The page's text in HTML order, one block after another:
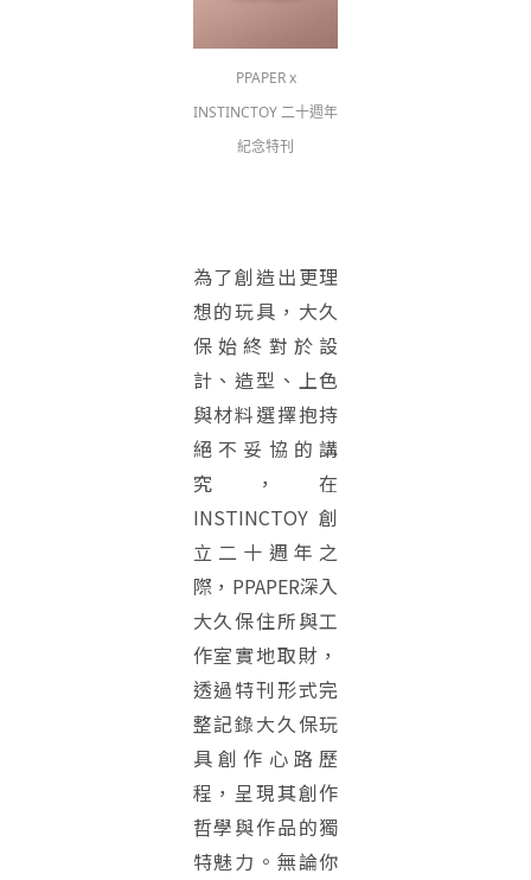
PPAPER x
INSTINCTOY 二十週年
紀念特刊
為了創造出更理
想的玩具，大久
保始終對於設
計、造型、上色
與材料選擇抱持
絕不妥協的講
究，在
INSTINCTOY創
立二十週年之
際，PPAPER深入
大久保住所與工
作室實地取財，
透過特刊形式完
整記錄大久保玩
具創作心路歷
程，呈現其創作
哲學與作品的獨
特魅力。無論你